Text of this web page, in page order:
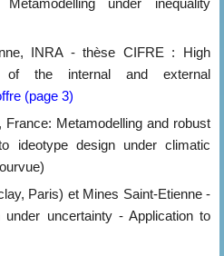
under inequality
INRA - thèse CIFRE : High
of the internal and external
(page 3)
France: Metamodelling and robust
ideotype design under climatic
Paris) et Mines Saint-Etienne -
uncertainty - Application to